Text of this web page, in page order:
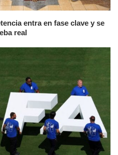
entra en fase clave y se
real